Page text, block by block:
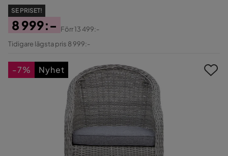
SE PRISET!
Pris
8 999:-
Original
Förr13 499:-
Tidigare lägsta pris 8 999:-
-7% Nyhet